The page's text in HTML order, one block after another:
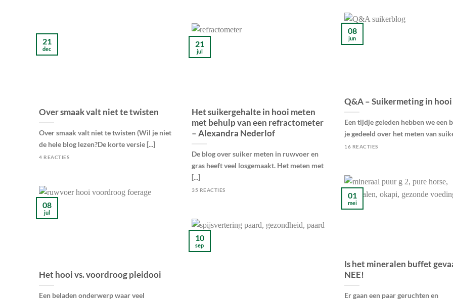
Q&A – Suikermeting in hooi
Een tijdje geleden hebben we een
je gedeeld over het meten van
16 REACTIES
08
jun
Over smaak valt niet te twisten
Over smaak valt niet te twisten (Wil je niet
de hele blog lezen?De korte versie [...]
4 REACTIES
21
dec
Het suikergehalte in hooi meten
met behulp van een refractometer
– Alexandra Nederlof
De blog over suiker meten in ruwvoer en
gras heeft veel losgemaakt. Het meten met
[...]
35 REACTIES
21
jul
Is het mineralen buffet
NEE!
Er gaan een paar geruchten en
01
mei
Het hooi vs. voordroog pleidooi
Een beladen onderwerp waar veel
08
jul
10
sep